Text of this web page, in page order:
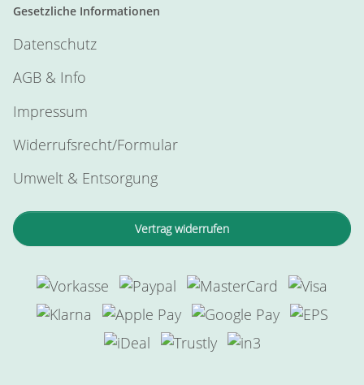
Gesetzliche Informationen
Datenschutz
AGB & Info
Impressum
Widerrufsrecht/Formular
Umwelt & Entsorgung
Vertrag widerrufen